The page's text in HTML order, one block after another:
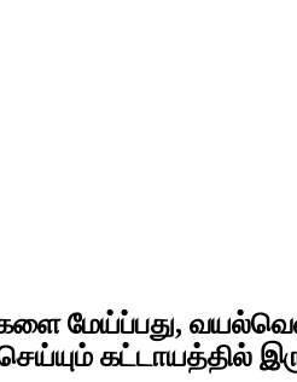
மேய்ப்பது,
கட்டாயத்தில்